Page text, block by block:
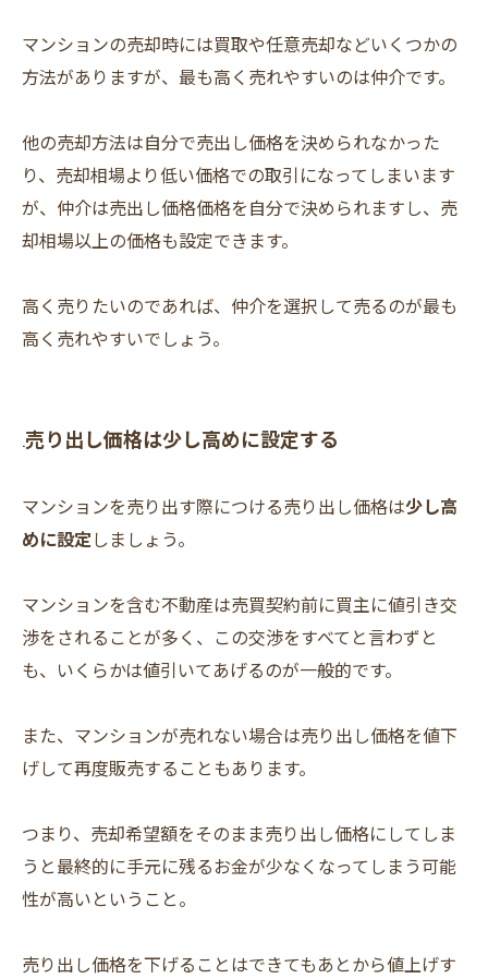
マンションの売却時には買取や任意売却などいくつかの
方法がありますが、最も高く売れやすいのは仲介です。
他の売却方法は自分で売出し価格を決められなかった
り、売却相場より低い価格での取引になってしまいます
が、仲介は売出し価格価格を自分で決められますし、売
却相場以上の価格も設定できます。
高く売りたいのであれば、仲介を選択して売るのが最も
高く売れやすいでしょう。
.売り出し価格は少し高めに設定する
マンションを売り出す際につける売り出し価格は少し高
めに設定しましょう。
マンションを含む不動産は売買契約前に買主に値引き交
渉をされることが多く、この交渉をすべてと言わずと
も、いくらかは値引いてあげるのが一般的です。
また、マンションが売れない場合は売り出し価格を値下
げして再度販売することもあります。
つまり、売却希望額をそのまま売り出し価格にしてしま
うと最終的に手元に残るお金が少なくなってしまう可能
性が高いということ。
売り出し価格を下げることはできてもあとから値上げす